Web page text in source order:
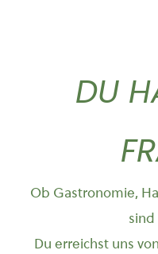
DU
Ob Gastronomie,
Du erreichst uns